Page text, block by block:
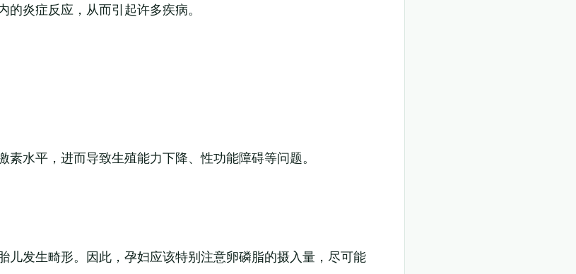
炎症反应，从而引起许多疾病。
水平，进而导致生殖能力下降、性功能障碍等问题。
儿发生畸形。因此，孕妇应该特别注意卵磷脂的摄入量，尽可能